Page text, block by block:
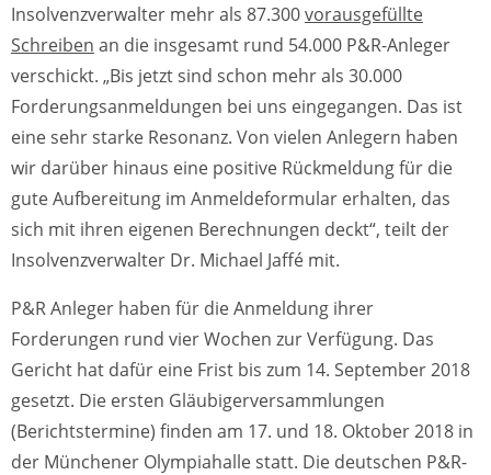
Insolvenzverwalter mehr als 87.300vorausgefüllte
Schreiben an die insgesamt rund 54.000 P&R-Anleger
verschickt. „Bis jetzt sind schon mehr als 30.000
Forderungsanmeldungen bei uns eingegangen. Das ist
eine sehr starke Resonanz. Von vielen Anlegern haben
wir darüber hinaus eine positive Rückmeldung für die
gute Aufbereitung im Anmeldeformular erhalten, das
sich mit ihren eigenen Berechnungen deckt“, teilt der
Insolvenzverwalter Dr. Michael Jaffé mit.
P&R Anleger haben für die Anmeldung ihrer
Forderungen rund vier Wochen zur Verfügung. Das
Gericht hat dafür eine Frist bis zum 14. September 2018
gesetzt. Die ersten Gläubigerversammlungen
(Berichtstermine) finden am 17. und 18. Oktober 2018 in
der Münchener Olympiahalle statt. Die deutschen P&R-